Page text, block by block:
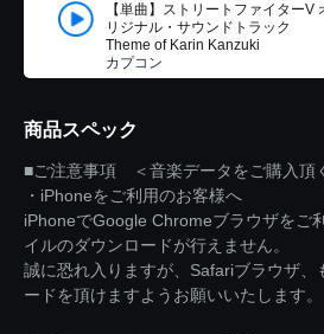
【単曲】ストリートファイターV
リジナル・サウンドトラック
Theme of Karin Kanzuki
カプコン
商品スペック
■ご注意事項 ＜音楽データをご購入頂
・iPhoneをご利用のお客様へ
iPhoneでGoogle Chromeブラウザをご
イルのダウンロードが行えません。
誠に恐れ入りますが、Safariブラウザ、
ードを頂けますようお願いいたします。